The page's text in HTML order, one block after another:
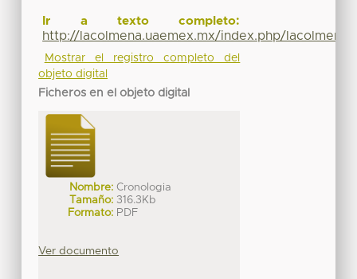
Ir a texto completo:
http://lacolmena.uaemex.mx/index.php/
Mostrar el registro completo del
objeto digital
Ficheros en el objeto digital
Nombre: Cronologia
Tamaño: 316.3Kb
Formato: PDF
Ver documento